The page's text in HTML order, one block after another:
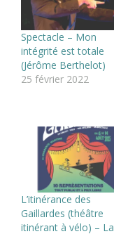
Spectacle – Mon
intégrité est totale
(Jérôme Berthelot)
25 février 2022
L’itinérance des
Gaillardes (théâtre
itinérant à vélo) – La